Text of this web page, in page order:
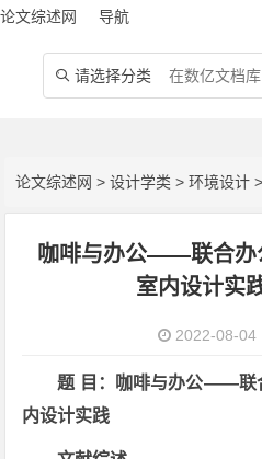
论文综述网 导航
 请选择分类
论文综述网 >设计学类 >环境设计
咖啡与办公——联合办
室内设计实
2022-08-04
题 目：咖啡与办公——联
内设计实践